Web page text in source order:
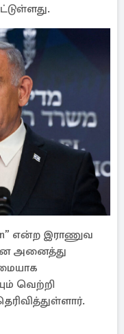
என்ற இராணுவ
அனைத்து
வெற்றி